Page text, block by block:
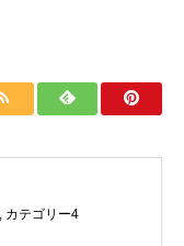
カテゴリー4